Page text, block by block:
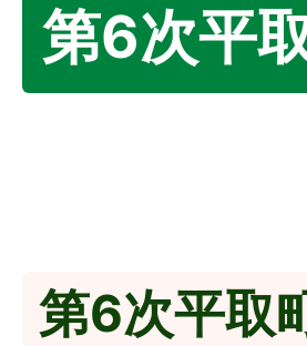
第6次平
第6次平取